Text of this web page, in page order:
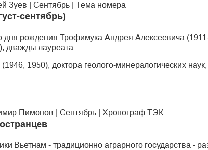
| Сентябрь | Тема номера
сентябрь)
дня рождения Трофимука Андрея Алексеевича
дважды лауреата
1950), доктора геолого-минералогических
Пимонов | Сентябрь | Хронограф ТЭК
Вьетнам - традиционно аграрного государства -